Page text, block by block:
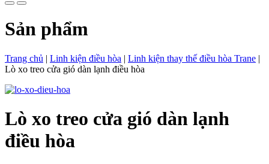
Sản phẩm
Trang chủ | Linh kiện điều hòa | Linh kiện thay thế điều hòa Trane |
Lò xo treo cửa gió dàn lạnh điều hòa
Lò xo treo cửa gió dàn lạnh
điều hòa